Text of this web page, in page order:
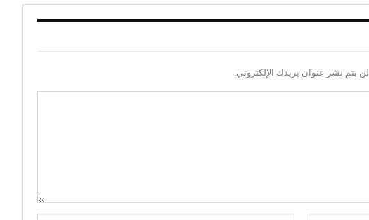
لن يتم نشر عنوان بريدك الإلكتروني.